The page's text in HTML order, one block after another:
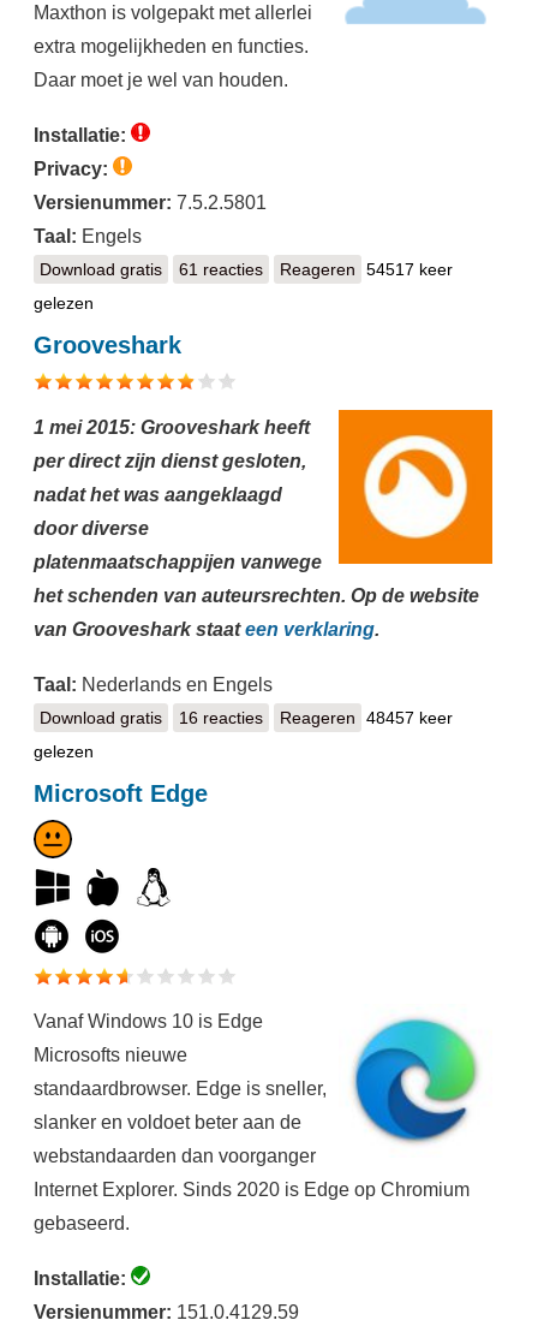
Maxthon is volgepakt met allerlei
extra mogelijkheden en functies.
Daar moet je wel van houden.
Installatie:
Privacy:
Versienummer: 7.5.2.5801
Taal: Engels
Download gratisMaxthon Cloud Browser
61 reacties Reageren
54517 keer
gelezen
Grooveshark
1 mei 2015: Grooveshark heeft
per direct zijn dienst gesloten,
nadat het was aangeklaagd
door diverse
platenmaatschappijen vanwege
het schenden van auteursrechten. Op de website
van Grooveshark staateen verklaring.
Taal: Nederlands en Engels
Download gratisGrooveshark
16 reacties Reageren
48457 keer
gelezen
Microsoft Edge
Vanaf Windows 10 is Edge
Microsofts nieuwe
standaardbrowser. Edge is sneller,
slanker en voldoet beter aan de
webstandaarden dan voorganger
Internet Explorer. Sinds 2020 is Edge op Chromium
gebaseerd.
Installatie:
Versienummer: 151.0.4129.59